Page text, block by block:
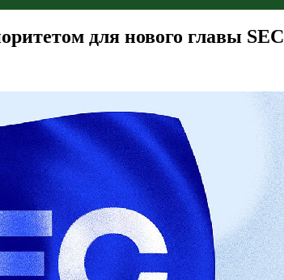
для нового главы SEC